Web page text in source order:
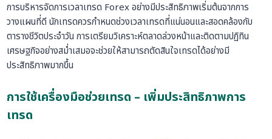
การบริหารจัดการเวลาเทรด Forex อย่างมีประสิทธิภาพเริ่มต้นจากการ
วางแผนที่ดี นักเทรดควรกำหนดช่วงเวลาเทรดที่แน่นอนและสอดคล้องกับ
ตารางชีวิตประจำวัน การเตรียมวิเคราะห์ตลาดล่วงหน้าและติดตามปฏิทิน
เศรษฐกิจอย่างสม่ำเสมอจะช่วยให้สามารถตัดสินใจเทรดได้อย่างมี
ประสิทธิภาพมากขึ้น
การใช้เครื่องมือช่วยเทรด – เพิ่มประสิทธิภาพการ
เทรด